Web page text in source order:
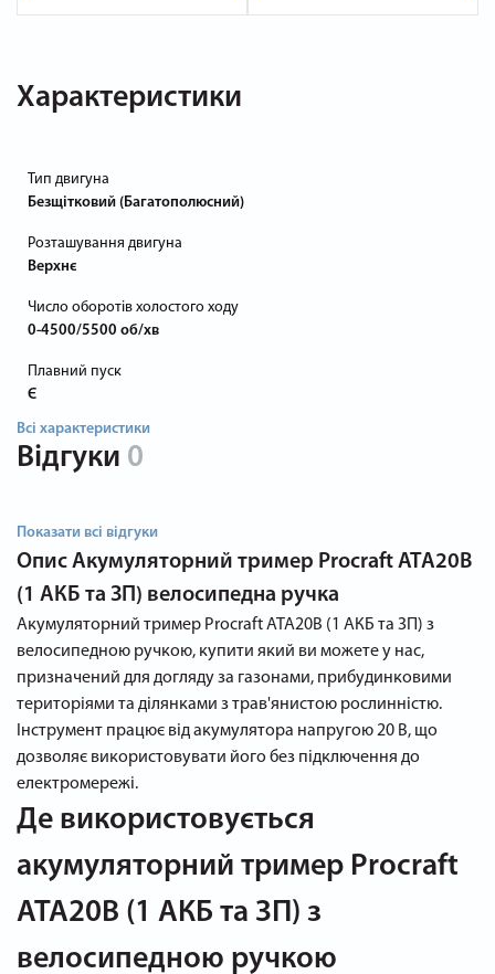
Характеристики
Тип двигуна
Безщітковий (Багатополюсний)
Розташування двигуна
Верхнє
Число оборотів холостого ходу
0-4500/5500 об/хв
Плавний пуск
Є
Всі характеристики
Відгуки 0
Показати всі відгуки
Опис Акумуляторний тример Procraft ATA20B
(1 АКБ та ЗП) велосипедна ручка
Акумуляторний тример Procraft ATA20B (1 АКБ та ЗП) з
велосипедною ручкою, купити який ви можете у нас,
призначений для догляду за газонами, прибудинковими
територіями та ділянками з трав'янистою рослинністю.
Інструмент працює від акумулятора напругою 20 В, що
дозволяє використовувати його без підключення до
електромережі.
Де використовується
акумуляторний тример Procraft
ATA20B (1 АКБ та ЗП) з
велосипедною ручкою